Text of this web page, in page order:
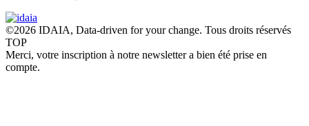
©2026 IDAIA, Data-driven for your change. Tous droits réservés
TOP
Merci, votre inscription à notre newsletter a bien été prise en
compte.